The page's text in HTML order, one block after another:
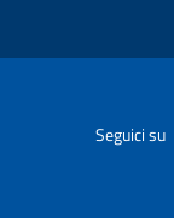
Seguici su